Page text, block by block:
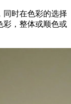
时在色彩的选择
彩，整体或顺色或